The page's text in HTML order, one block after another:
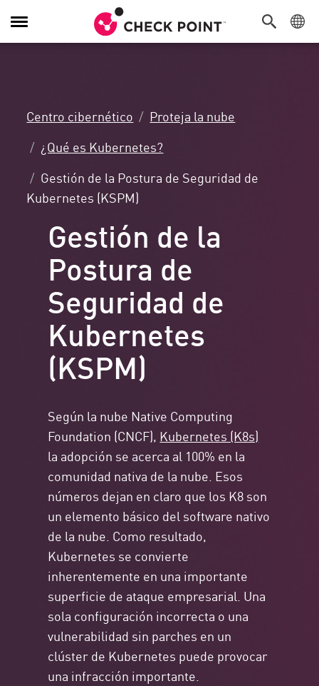
Alternar
navegación
Centro cibernético
Proteja la nube
¿Qué es Kubernetes?
Gestión de la Postura de Seguridad de
Kubernetes (KSPM)
Gestión de la
Postura de
Seguridad de
Kubernetes
(KSPM)
Según la nube Native Computing
Foundation (CNCF), Kubernetes (K8s)
la adopción se acerca al 100% en la
comunidad nativa de la nube. Esos
números dejan en claro que los K8 son
un elemento básico del software nativo
de la nube. Como resultado,
Kubernetes se convierte
inherentemente en una importante
superficie de ataque empresarial. Una
sola configuración incorrecta o una
vulnerabilidad sin parches en un
clúster de Kubernetes puede provocar
una infracción importante.